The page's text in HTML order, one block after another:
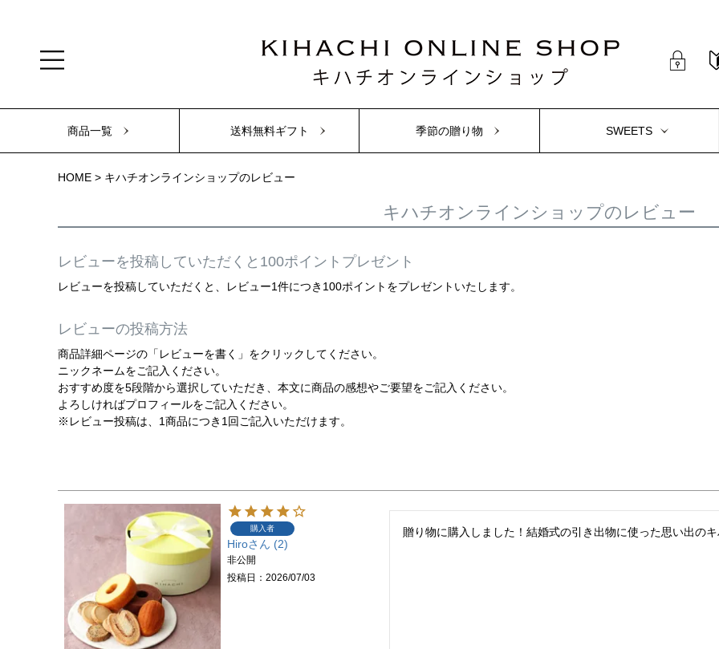
商品一覧 送料無料ギフト 季節の贈り物 SWEETS
HOME キハチオンラインショップのレビュー
キハチオンラインショップのレビュー
レビューを投稿していただくと100ポイントプレゼント
レビューを投稿していただくと、レビュー1件につき100ポイントをプレゼントいたします。
レビューの投稿方法
商品詳細ページの「レビューを書く」をクリックしてください。
ニックネームをご記入ください。
おすすめ度を5段階から選択していただき、本文に商品の感想やご要望をご記入ください。
よろしければプロフィールをご記入ください。
※レビュー投稿は、1商品につき1回ご記入いただけます。
購入者
Hiro 2
非公開
投稿日
2026/07/03
贈り物に購入しました！結婚式の引き出物に使った思い出の